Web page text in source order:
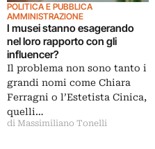
POLITICA E PUBBLICA
AMMINISTRAZIONE
I musei stanno esagerando
nel loro rapporto con gli
influencer?
Il problema non sono tanto i
grandi nomi come Chiara
Ferragni o l’Estetista Cinica,
quelli…
di Massimiliano Tonelli